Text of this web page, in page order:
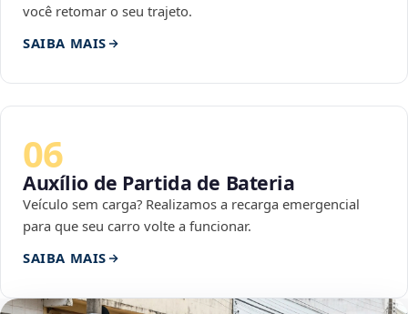
você retomar o seu trajeto.
SAIBA MAIS
06
Auxílio de Partida de Bateria
Veículo sem carga? Realizamos a recarga emergencial
para que seu carro volte a funcionar.
SAIBA MAIS